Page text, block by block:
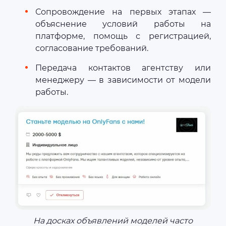
Сопровождение на первых этапах —
объяснение условий работы на
платформе, помощь с регистрацией,
согласование требований.
Передача контактов агентству или
менеджеру — в зависимости от модели
работы.
На досках объявлений моделей часто